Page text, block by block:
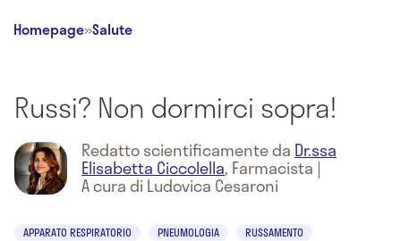
Homepage»Salute
Russi? Non dormirci sopra!
Redatto scientificamente da Dr.ssa
Elisabetta Ciccolella, Farmacista |
A cura di Ludovica Cesaroni
APPARATO RESPIRATORIO PNEUMOLOGIA RUSSAMENTO